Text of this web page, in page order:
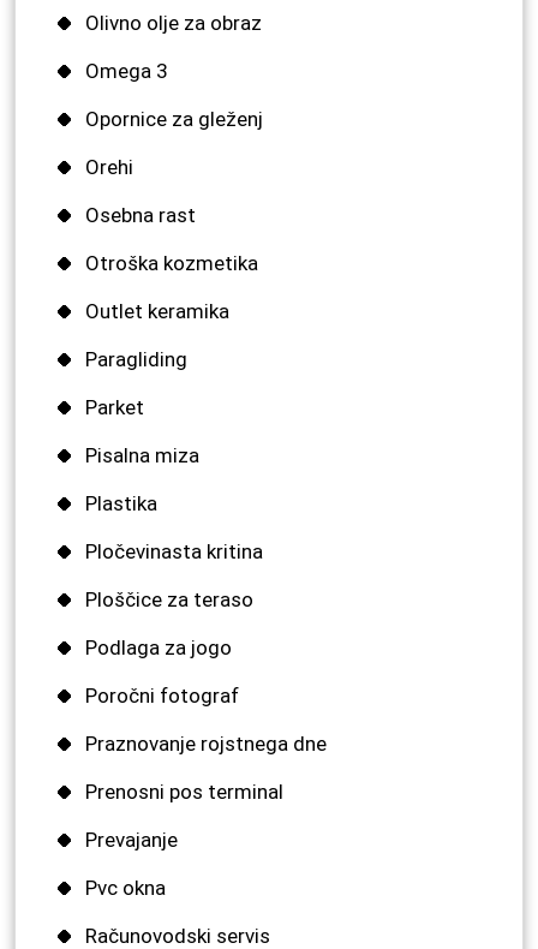
Olivno olje za obraz
Omega 3
Opornice za gleženj
Orehi
Osebna rast
Otroška kozmetika
Outlet keramika
Paragliding
Parket
Pisalna miza
Plastika
Pločevinasta kritina
Ploščice za teraso
Podlaga za jogo
Poročni fotograf
Praznovanje rojstnega dne
Prenosni pos terminal
Prevajanje
Pvc okna
Računovodski servis